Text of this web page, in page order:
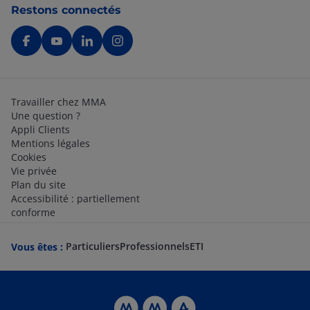
Restons connectés
Travailler chez MMA
Une question ?
Appli Clients
Mentions légales
Cookies
Vie privée
Plan du site
Accessibilité : partiellement
conforme
Vous êtes : ParticuliersProfessionnelsETI